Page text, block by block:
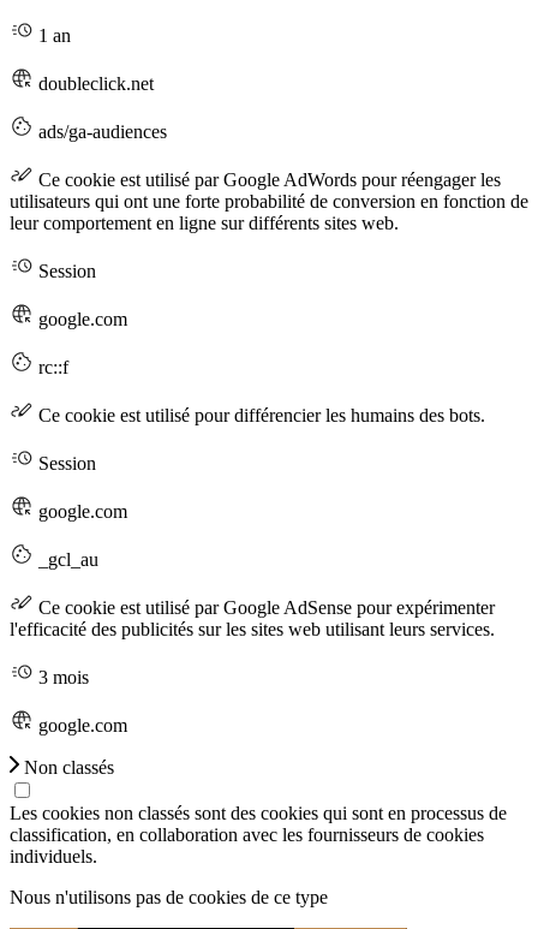
1 an
doubleclick.net
ads/ga-audiences
Ce cookie est utilisé par Google AdWords pour réengager les
utilisateurs qui ont une forte probabilité de conversion en fonction de
leur comportement en ligne sur différents sites web.
Session
google.com
rc::f
Ce cookie est utilisé pour différencier les humains des bots.
Session
google.com
_gcl_au
Ce cookie est utilisé par Google AdSense pour expérimenter
l'efficacité des publicités sur les sites web utilisant leurs services.
3 mois
google.com
Non classés
Les cookies non classés sont des cookies qui sont en processus de
classification, en collaboration avec les fournisseurs de cookies
individuels.
Nous n'utilisons pas de cookies de ce type